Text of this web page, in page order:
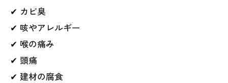
✔ カビ臭
✔ 咳やアレルギー
✔ 喉の痛み
✔ 頭痛
✔ 建材の腐食